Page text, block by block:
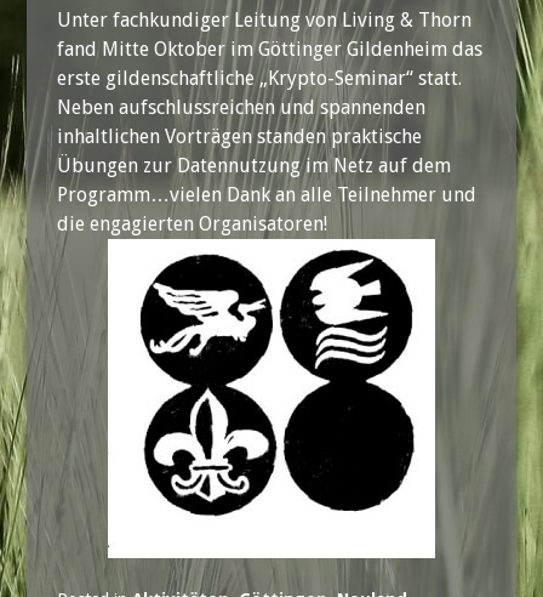
Unter fachkundiger Leitung von Living & Thorn
fand Mitte Oktober im Göttinger Gildenheim das
erste gildenschaftliche „Krypto-Seminar“ statt.
Neben aufschlussreichen und spannenden
inhaltlichen Vorträgen standen praktische
Übungen zur Datennutzung im Netz auf dem
Programm…vielen Dank an alle Teilnehmer und
die engagierten Organisatoren!